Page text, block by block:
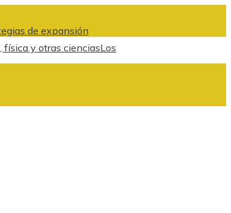
de expansión
física y otras cienciasLos